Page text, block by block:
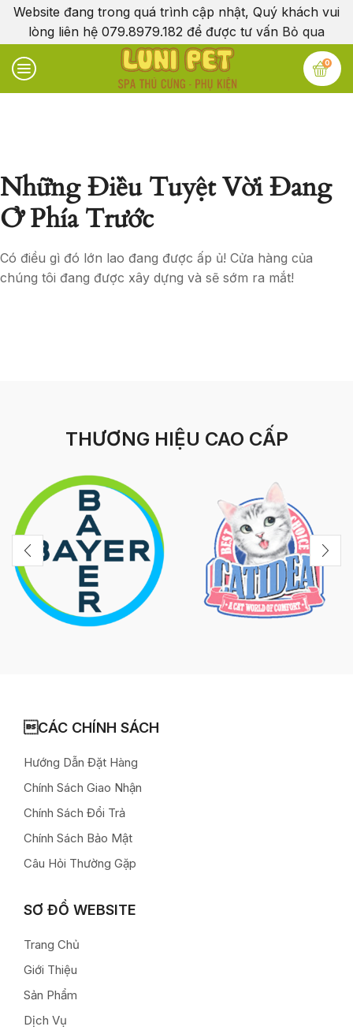
Website đang trong quá trình cập nhật, Quý khách vui
lòng liên hệ 079.8979.182 để được tư vấn Bỏ qua
0
Những Điều Tuyệt Vời Đang
Ở Phía Trước
Có điều gì đó lớn lao đang được ấp ủ! Cửa hàng của
chúng tôi đang được xây dựng và sẽ sớm ra mắt!
THƯƠNG HIỆU CAO CẤP
CÁC CHÍNH SÁCH
Hướng Dẫn Đặt Hàng
Chính Sách Giao Nhận
Chính Sách Đổi Trả
Chính Sách Bảo Mật
Câu Hỏi Thường Gặp
SƠ ĐỒ WEBSITE
Trang Chủ
Giới Thiệu
Sản Phẩm
Dịch Vụ